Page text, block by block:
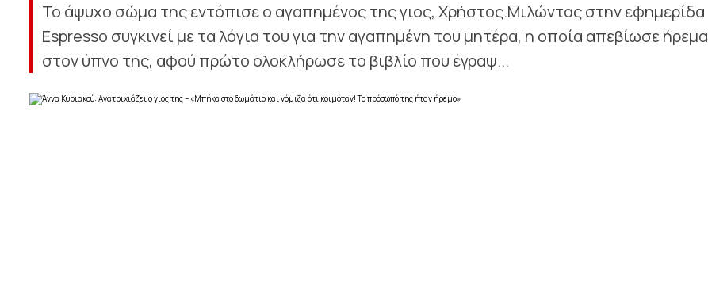
Το άψυχο σώμα της εντόπισε ο αγαπημένος της γιος, Χρήστος.Μιλώντας στην εφημερίδα
Espresso συγκινεί με τα λόγια του για την αγαπημένη του μητέρα, η οποία απεβίωσε ήρεμα
στον ύπνο της, αφού πρώτο ολοκλήρωσε το βιβλίο που έγραψ...